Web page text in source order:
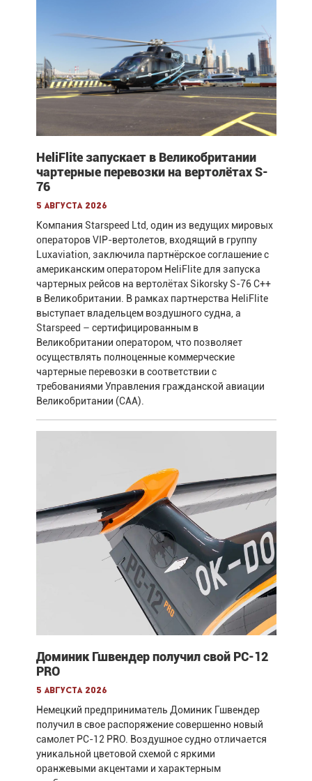
HeliFlite запускает в Великобритании
чартерные перевозки на вертолётах S-
76
5 августа 2026
Компания Starspeed Ltd, один из ведущих мировых
операторов VIP-вертолетов, входящий в группу
Luxaviation, заключила партнёрское соглашение с
американским оператором HeliFlite для запуска
чартерных рейсов на вертолётах Sikorsky S-76 C++
в Великобритании. В рамках партнерства HeliFlite
выступает владельцем воздушного судна, а
Starspeed – сертифицированным в
Великобритании оператором, что позволяет
осуществлять полноценные коммерческие
чартерные перевозки в соответствии с
требованиями Управления гражданской авиации
Великобритании (CAA).
Доминик Гшвендер получил свой PC-12
PRO
5 августа 2026
Немецкий предприниматель Доминик Гшвендер
получил в свое распоряжение совершенно новый
самолет PC-12 PRO. Воздушное судно отличается
уникальной цветовой схемой с яркими
оранжевыми акцентами и характерным